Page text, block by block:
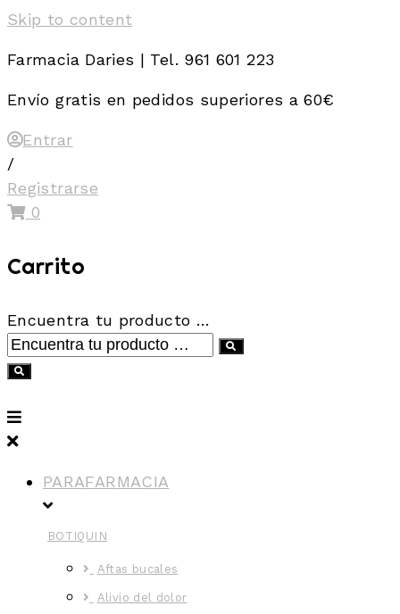
Skip to content
Farmacia Daries | Tel. 961 601 223
Envío gratis en pedidos superiores a 60€
Entrar
/
Registrarse
0
Carrito
Encuentra tu producto …
PARAFARMACIA
BOTIQUIN
Aftas bucales
Alivio del dolor